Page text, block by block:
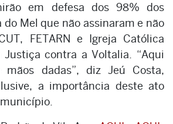
em defesa dos 98% dos
do Mel que não assinaram e não
FETARN e Igreja Católica
Justiça contra a Voltalia. “Aqui
dadas”, diz Jeú Costa,
a importância deste ato